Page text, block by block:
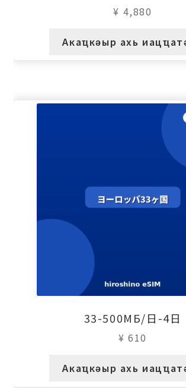
¥ 4,880
Акаҵкәыр ахь
33-500МБ/日-4日
¥ 610
Акаҵкәыр ахь